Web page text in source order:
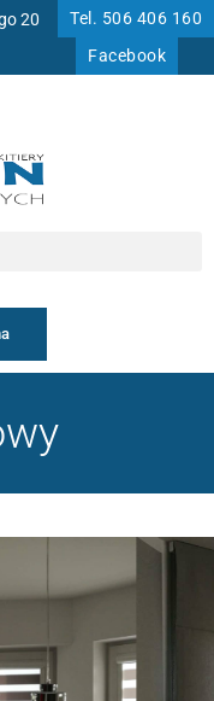
20
Tel. 506 406 160
Facebook